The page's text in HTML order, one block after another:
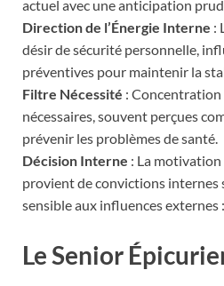
actuel avec une anticipation
Direction de l’Énergie Interne :
désir de sécurité personnelle,
préventives pour maintenir la
Filtre Nécessité : Concentration
nécessaires, souvent perçues
prévenir les problèmes de santé.
Décision Interne : La
provient de convictions internes
sensible aux influences externes :
Le Senior